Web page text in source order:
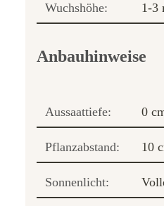
Wuchshöhe: 1-3
Anbauhinweise
Aussaattiefe: 0
Pflanzabstand: 10
Sonnenlicht: